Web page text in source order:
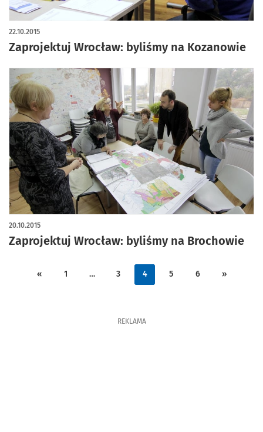
Zaprojektuj Wrocław: byliśmy na Kozanowie
22.10.2015
Zaprojektuj Wrocław: byliśmy na Brochowie
20.10.2015
« 1 … 3 4 5 6 »
REKLAMA